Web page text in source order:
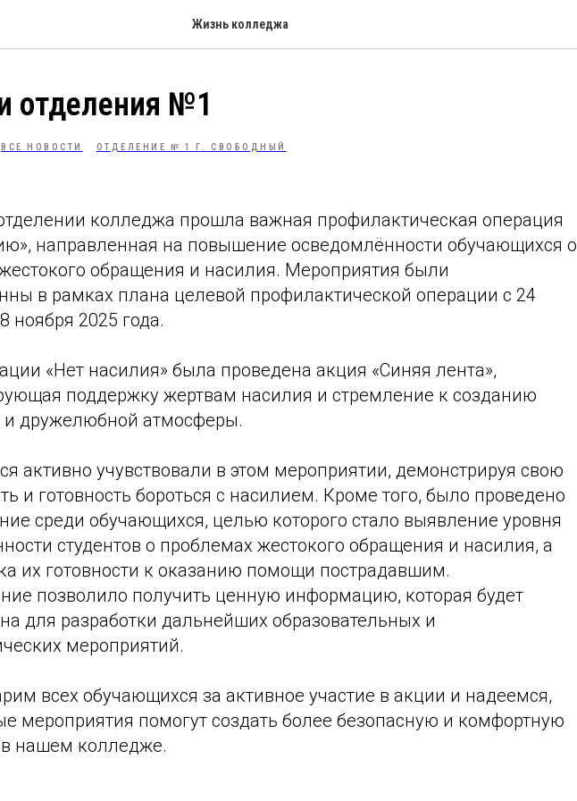
Жизнь колледжа
отделения №1
ВСЕ НОВОСТИ ОТДЕЛЕНИЕ № 1 Г. СВОБОДНЫЙ
колледжа прошла важная профилактическая операция
направленная на повышение осведомлённости обучающихся о
обращения и насилия. Мероприятия были
в рамках плана целевой профилактической операции с 24
ноября 2025 года.
«Нет насилия» была проведена акция «Синяя лента»,
поддержку жертвам насилия и стремление к созданию
и дружелюбной атмосферы.
активно учувствовали в этом мероприятии, демонстрируя свою
и готовность бороться с насилием. Кроме того, было проведено
среди обучающихся, целью которого стало выявление уровня
студентов о проблемах жестокого обращения и насилия, а
их готовности к оказанию помощи пострадавшим.
позволило получить ценную информацию, которая будет
для разработки дальнейших образовательных и
мероприятий.
всех обучающихся за активное участие в акции и надеемся,
мероприятия помогут создать более безопасную и комфортную
в нашем колледже.